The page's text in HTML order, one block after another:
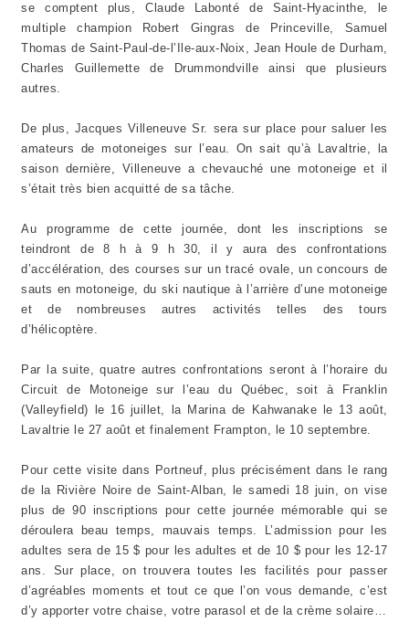
se comptent plus, Claude Labonté de Saint-Hyacinthe, le
multiple champion Robert Gingras de Princeville, Samuel
Thomas de Saint-Paul-de-l’Ile-aux-Noix, Jean Houle de Durham,
Charles Guillemette de Drummondville ainsi que plusieurs
autres.
De plus, Jacques Villeneuve Sr. sera sur place pour saluer les
amateurs de motoneiges sur l’eau. On sait qu’à Lavaltrie, la
saison dernière, Villeneuve a chevauché une motoneige et il
s’était très bien acquitté de sa tâche.
Au programme de cette journée, dont les inscriptions se
teindront de 8 h à 9 h 30, il y aura des confrontations
d’accélération, des courses sur un tracé ovale, un concours de
sauts en motoneige, du ski nautique à l’arrière d’une motoneige
et de nombreuses autres activités telles des tours
d’hélicoptère.
Par la suite, quatre autres confrontations seront à l’horaire du
Circuit de Motoneige sur l’eau du Québec, soit à Franklin
(Valleyfield) le 16 juillet, la Marina de Kahwanake le 13 août,
Lavaltrie le 27 août et finalement Frampton, le 10 septembre.
Pour cette visite dans Portneuf, plus précisément dans le rang
de la Rivière Noire de Saint-Alban, le samedi 18 juin, on vise
plus de 90 inscriptions pour cette journée mémorable qui se
déroulera beau temps, mauvais temps. L’admission pour les
adultes sera de 15 $ pour les adultes et de 10 $ pour les 12-17
ans. Sur place, on trouvera toutes les facilités pour passer
d’agréables moments et tout ce que l’on vous demande, c’est
d’y apporter votre chaise, votre parasol et de la crème solaire…